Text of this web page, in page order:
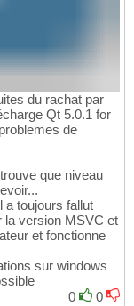
du rachat par
Qt 5.0.1 for
de
que niveau
a toujours fallut
la version MSVC et
et fonctionne
sur windows
0
0